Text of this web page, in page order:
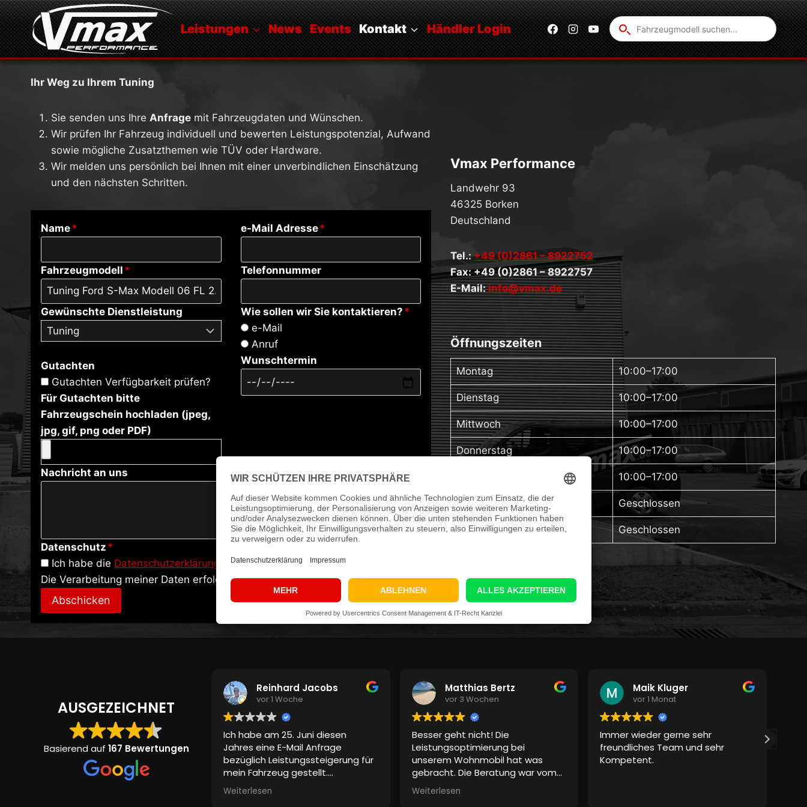
Zum
Inhalt
springen
Leistungen News Events Kontakt Händler Login
Fahrzeug
suchen
Ihr Weg zu Ihrem Tuning
Sie senden uns Ihre Anfrage mit Fahrzeugdaten und Wünschen.
Wir prüfen Ihr Fahrzeug individuell und bewerten Leistungspotenzial, Aufwand
sowie mögliche Zusatzthemen wie TÜV oder Hardware.
Wir melden uns persönlich bei Ihnen mit einer unverbindlichen Einschätzung
und den nächsten Schritten.
Name*
Fahrzeugmodell *
Gewünschte Dienstleistung
Gutachten
Gutachten Verfügbarkeit prüfen?
Für Gutachten bitte
Fahrzeugschein hochladen (jpeg,
jpg, gif, png oder PDF)
e-Mail Adresse*
Telefonnummer
Wie sollen wir Sie kontaktieren? *
e-Mail
Anruf
Wunschtermin
Nachricht an uns
Datenschutz *
Ich habe die Datenschutzerklärung
zur Kenntnis genommen.
Die Verarbeitung meiner Daten erfolgt zur Bearbeitung meiner Anfrage.
Abschicken
Vmax Performance
Landwehr 93
46325 Borken
Deutschland
Tel.:+49 (0)2861 – 8922752
Fax: +49 (0)2861 – 8922757
E-Mail:info@vmax.de
Öffnungszeiten
Montag 10:00–17:00
Dienstag 10:00–17:00
Mittwoch 10:00–17:00
Donnerstag 10:00–17:00
10:00–17:00
Samstag Geschlossen
Sonntag Geschlossen
AUSGEZEICHNET
Basierend auf 167 Bewertungen
Reinhard Jacobs
vor 1 Woche
Ich habe am 25. Juni diesen
Jahres eine E-Mail Anfrage
bezüglich Leistungssteigerung für
mein Fahrzeug gestellt.
Komplette Fahrzeugdaten und
auch Adresse und Kontaktdaten
Weiterlesen
Matthias Bertz
vor 3 Wochen
Besser geht nicht! Die
Leistungsoptimierung bei
unserem Wohnmobil hat was
gebracht. Die Beratung war vom
ersten Augenblick Chefsache.
Vielen Dank für den kostenlosen
Weiterlesen
Maik Kluger
vor 1 Monat
Immer wieder gerne sehr
freundliches Team und sehr
Kompetent.